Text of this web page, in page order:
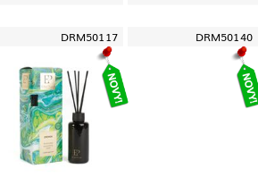
DRM50117 DRM50140